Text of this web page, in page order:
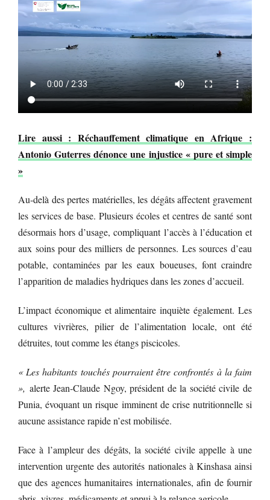
Lire aussi : Réchauffement climatique en Afrique :
Antonio Guterres dénonce une injustice « pure et simple
»
Au-delà des pertes matérielles, les dégâts affectent gravement
les services de base. Plusieurs écoles et centres de santé sont
désormais hors d’usage, compliquant l’accès à l’éducation et
aux soins pour des milliers de personnes. Les sources d’eau
potable, contaminées par les eaux boueuses, font craindre
l’apparition de maladies hydriques dans les zones d’accueil.
L’impact économique et alimentaire inquiète également. Les
cultures vivrières, pilier de l’alimentation locale, ont été
détruites, tout comme les étangs piscicoles.
« Les habitants touchés pourraient être confrontés à la faim
», alerte Jean-Claude Ngoy, président de la société civile de
Punia, évoquant un risque imminent de crise nutritionnelle si
aucune assistance rapide n’est mobilisée.
Face à l’ampleur des dégâts, la société civile appelle à une
intervention urgente des autorités nationales à Kinshasa ainsi
que des agences humanitaires internationales, afin de fournir